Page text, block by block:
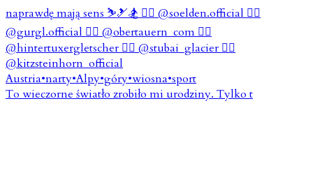
To wieczorne światło zrobiło mi urodziny. Tylko t